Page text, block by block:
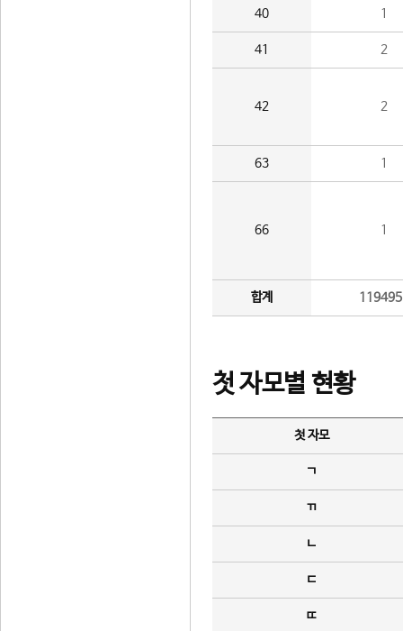
40 1
41 2
42 2
63 1
66 1
합계
첫 자모별 현황
첫 자모
ㄱ
ㄲ
ㄴ
ㄷ
ㄸ